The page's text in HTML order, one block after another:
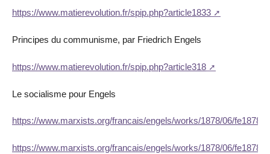
https://www.matierevolution.fr/spip.php?article1833
Principes du communisme, par Friedrich Engels
https://www.matierevolution.fr/spip.php?article318
Le socialisme pour Engels
https://www.marxists.org/francais/engels/works/1878/06/
https://www.marxists.org/francais/engels/works/1878/06/